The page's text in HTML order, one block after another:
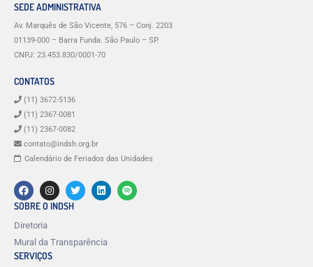
SEDE ADMINISTRATIVA
Av. Marquês de São Vicente, 576 – Conj. 2203
01139-000 – Barra Funda. São Paulo – SP.
CNPJ: 23.453.830/0001-70
CONTATOS
(11) 3672-5136
(11) 2367-0081
(11) 2367-0082
contato@indsh.org.br
Calendário de Feriados das Unidades
SOBRE O INDSH
Diretoria
Mural da Transparência
SERVIÇOS